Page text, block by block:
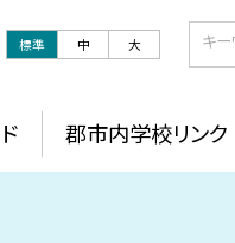
標準 中 大
郡市内学校リンク